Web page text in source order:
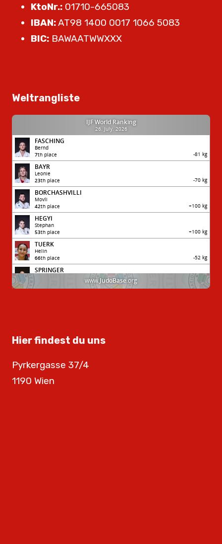
KtoNr.: 01710-665083
IBAN:AT98 1400 0017 1066 5083
BIC: BAWAATWWXXX
Weltrangliste
Hier findest du uns
Pyrkergasse 37/4
1190 Wien